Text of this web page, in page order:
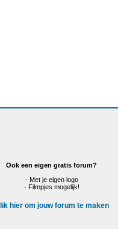
Ook een eigen gratis forum?
- Met je eigen logo
- Filmpjes mogelijk!
hier om jouw forum te maken